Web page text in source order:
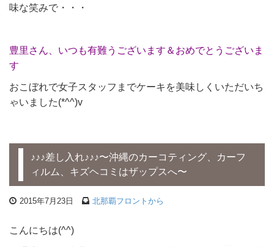
味な笑みで・・・
豊里さん、いつも有難うございます＆おめでとうございま
す
おこぼれで女子スタッフまでケーキを美味しくいただいち
ゃいました(*^^)v
♪♪♪差し入れ♪♪♪〜沖縄のカーコティング、カーフ
ィルム、キズヘコミはザップスへ〜
2015年7月23日 北那覇フロントから
こんにちは(^^)